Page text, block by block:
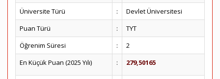
Üniversite Türü
:
Devlet Üniversitesi
Puan Türü
:
TYT
Öğrenim Süresi
:
2
En Küçük Puan (2025 Yılı)
: 279,50165